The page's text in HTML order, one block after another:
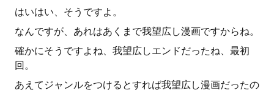
はいはい、そうですよ。
なんですが、あれはあくまで我望広し漫画ですからね。
確かにそうですよね、我望広しエンドだったね、最初
回。
あえてジャンルをつけるとすれば我望広し漫画だったの